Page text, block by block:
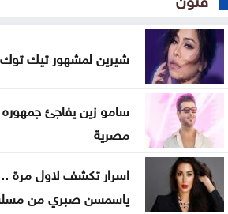
شيرين لمشهور تيك
سامو زين يفاجئ جمهوره
مصرية
اسرار تكشف لاول مرة
ياسمسن صبري من